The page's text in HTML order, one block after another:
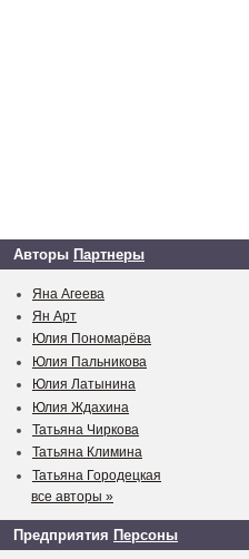
Авторы Партнеры
Яна Агеева
Ян Арт
Юлия Пономарёва
Юлия Пальникова
Юлия Латынина
Юлия Ждахина
Татьяна Чиркова
Татьяна Климина
Татьяна Городецкая
все авторы »
Предприятия Персоны